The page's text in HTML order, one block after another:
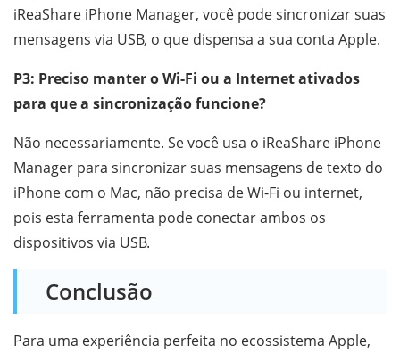
iReaShare iPhone Manager, você pode sincronizar suas
mensagens via USB, o que dispensa a sua conta Apple.
P3: Preciso manter o Wi-Fi ou a Internet ativados
para que a sincronização funcione?
Não necessariamente. Se você usa o iReaShare iPhone
Manager para sincronizar suas mensagens de texto do
iPhone com o Mac, não precisa de Wi-Fi ou internet,
pois esta ferramenta pode conectar ambos os
dispositivos via USB.
Conclusão
Para uma experiência perfeita no ecossistema Apple,